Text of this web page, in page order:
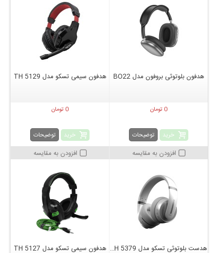
هدفون بلوتوثی بروفون مدل BO22
0 تومان
خرید توضیحات
افزودن به مقایسه
هدفون سیمی تسکو مدل TH 5129
0 تومان
خرید توضیحات
افزودن به مقایسه
هدست بلوتوثی تسکو مدل TH 5379 هدفون سیمی تسکو مدل TH 5127